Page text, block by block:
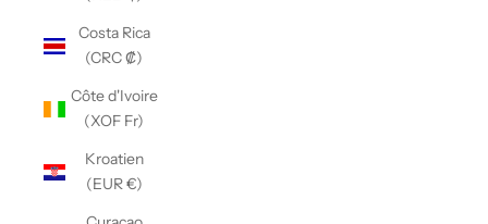
Costa Rica
(CRC ₡)
Côte d'Ivoire
(XOF Fr)
Kroatien
(EUR €)